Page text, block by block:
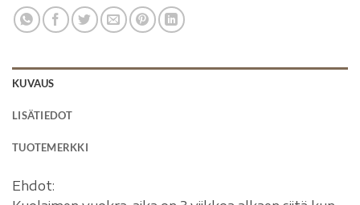
KUVAUS
LISÄTIEDOT
TUOTEMERKKI
Ehdot: